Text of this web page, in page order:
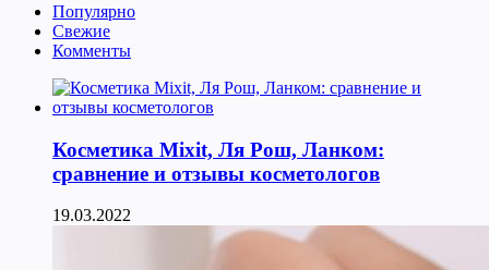
Популярно
Свежие
Комменты
Косметика Мixit, Ля Рош, Ланком:
сравнение и отзывы косметологов
19.03.2022